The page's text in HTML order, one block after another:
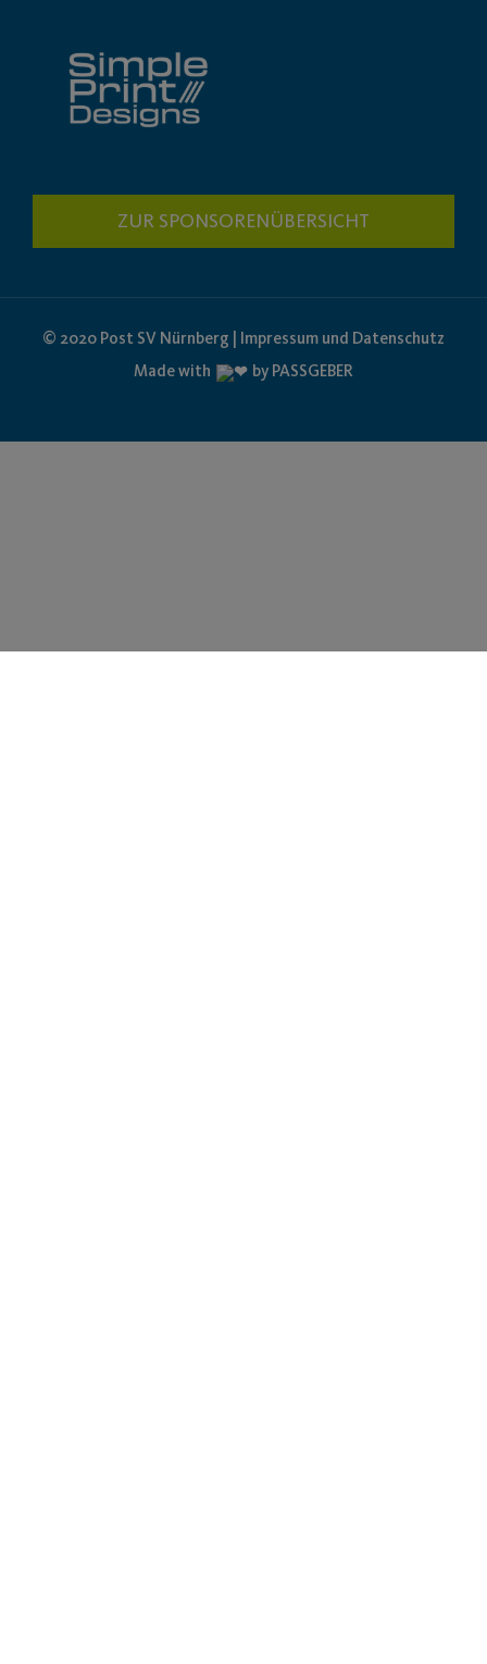
ZUR SPONSORENÜBERSICHT
© 2020 Post SV Nürnberg | Impressum und Datenschutz
Made with
by PASSGEBER